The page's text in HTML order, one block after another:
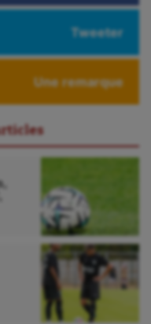
Tweeter
Une remarque